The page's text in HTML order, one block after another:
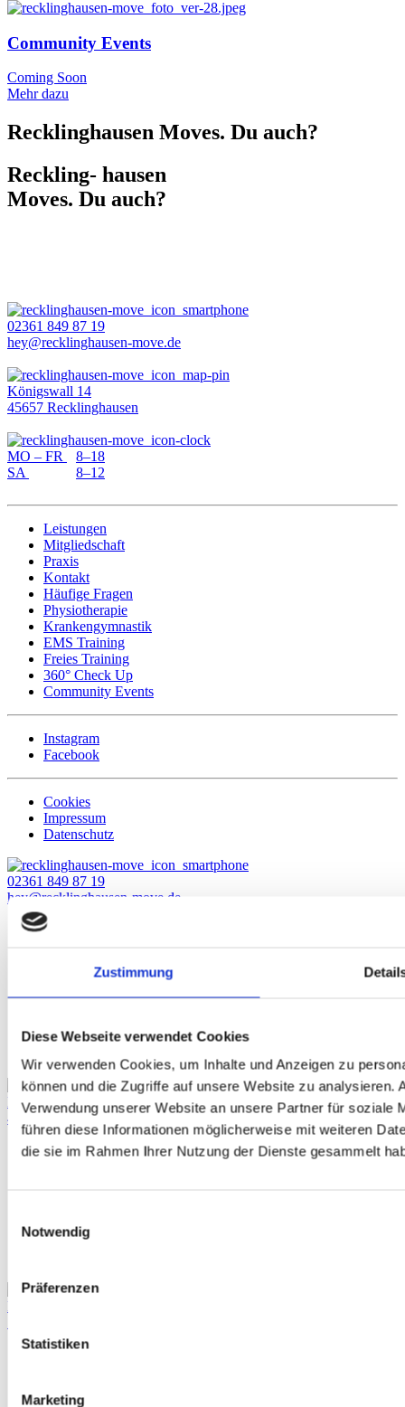
Zustimmung
Diese Webseite verwendet Cookies
Wir verwenden Cookies, um Inhalte und Anzeigen zu
können und die Zugriffe auf unsere Website zu analysieren.
Verwendung unserer Website an unsere Partner für soziale
führen diese Informationen möglicherweise mit weiteren
die sie im Rahmen Ihrer Nutzung der Dienste gesammelt
Notwendig
Präferenzen
Statistiken
Marketing
Community Events
Coming Soon
Mehr dazu
Recklinghausen Moves. Du auch?
Reckling- hausen
Moves. Du auch?
02361 849 87 19
hey@recklinghausen-move.de
Königswall 14
45657 Recklinghausen
MO – FR
8–18
SA
8–12
Leistungen
Mitgliedschaft
Praxis
Kontakt
Häufige Fragen
Physiotherapie
Krankengymnastik
EMS Training
Freies Training
360° Check Up
Community Events
Instagram
Facebook
Cookies
Impressum
Datenschutz
02361 849 87 19
hey@recklinghausen-move.de
Instagram
Königswall 14
45657 Recklinghausen
Freies Training
MO – FR